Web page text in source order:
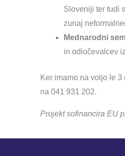
Sloveniji ter tudi
zunaj
Mednarodni
in odločevalcev
Ker imamo na voljo le
na 041 931 202.
Projekt sofinancira EU